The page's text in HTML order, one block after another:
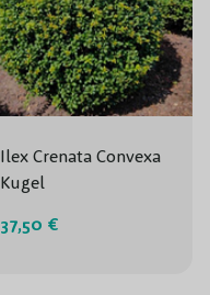
Ilex Crenata Convexa
Kugel
37,50 €